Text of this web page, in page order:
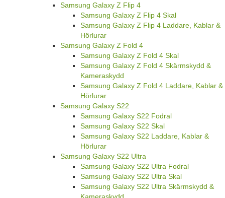
Samsung Galaxy Z Flip 4
Samsung Galaxy Z Flip 4 Skal
Samsung Galaxy Z Flip 4 Laddare, Kablar &
Hörlurar
Samsung Galaxy Z Fold 4
Samsung Galaxy Z Fold 4 Skal
Samsung Galaxy Z Fold 4 Skärmskydd &
Kameraskydd
Samsung Galaxy Z Fold 4 Laddare, Kablar &
Hörlurar
Samsung Galaxy S22
Samsung Galaxy S22 Fodral
Samsung Galaxy S22 Skal
Samsung Galaxy S22 Laddare, Kablar &
Hörlurar
Samsung Galaxy S22 Ultra
Samsung Galaxy S22 Ultra Fodral
Samsung Galaxy S22 Ultra Skal
Samsung Galaxy S22 Ultra Skärmskydd &
Kameraskydd